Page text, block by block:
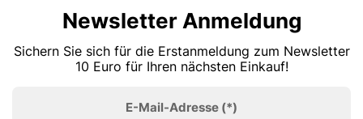
Newsletter Anmeldung
Sichern Sie sich für die Erstanmeldung zum Newsletter
10 Euro für Ihren nächsten Einkauf!
E-Mail-Adresse (*)